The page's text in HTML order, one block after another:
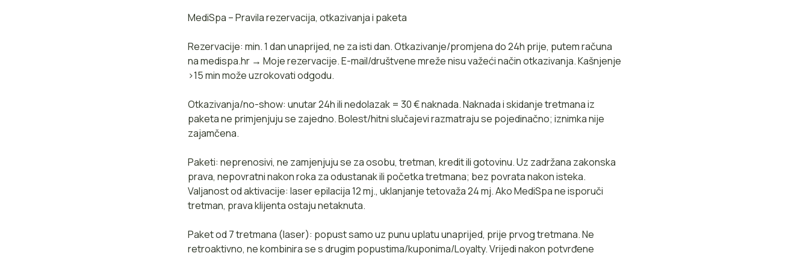
MediSpa – Pravila rezervacija, otkazivanja i paketa
Rezervacije: min. 1 dan unaprijed, ne za isti dan. Otkazivanje/promjena do 24h prije, putem računa
na medispa.hr → Moje rezervacije. E-mail/društvene mreže nisu važeći način otkazivanja. Kašnjenje
>15 min može uzrokovati odgodu.
Otkazivanja/no-show: unutar 24h ili nedolazak = 30 € naknada. Naknada i skidanje tretmana iz
paketa ne primjenjuju se zajedno. Bolest/hitni slučajevi razmatraju se pojedinačno; iznimka nije
zajamčena.
Paketi: neprenosivi, ne zamjenjuju se za osobu, tretman, kredit ili gotovinu. Uz zadržana zakonska
prava, nepovratni nakon roka za odustanak ili početka tretmana; bez povrata nakon isteka.
Valjanost od aktivacije: laser epilacija 12 mj., uklanjanje tetovaža 24 mj. Ako MediSpa ne isporuči
tretman, prava klijenta ostaju netaknuta.
Paket od 7 tretmana (laser): popust samo uz punu uplatu unaprijed, prije prvog tretmana. Ne
retroaktivno, ne kombinira se s drugim popustima/kuponima/Loyalty. Vrijedi nakon potvrđene